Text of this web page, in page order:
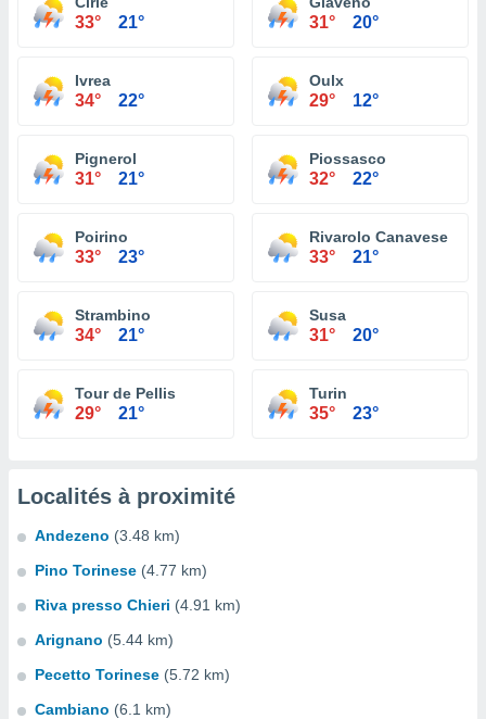
33° 21° 31° 20°
Ivrea
34° 22°
Oulx
29° 12°
Pignerol
31° 21°
Piossasco
32° 22°
Poirino
33° 23°
Rivarolo Canavese
33° 21°
Strambino
34° 21°
Susa
31° 20°
Tour de Pellis
29° 21°
Turin
35° 23°
Localités à proximité
Andezeno (3.48 km)
Pino Torinese (4.77 km)
Riva presso Chieri (4.91 km)
Arignano (5.44 km)
Pecetto Torinese (5.72 km)
Cambiano (6.1 km)